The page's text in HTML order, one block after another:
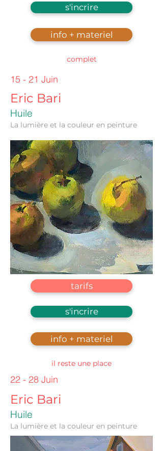
s'incrire
info + materiel
complet
15 - 21 Juin
Eric Bari
Huile
La lumière et la couleur en peinture
tarifs
s'incrire
info + materiel
il reste une place
22 - 28 Juin
Eric Bari
Huile
La lumière et la couleur en peinture